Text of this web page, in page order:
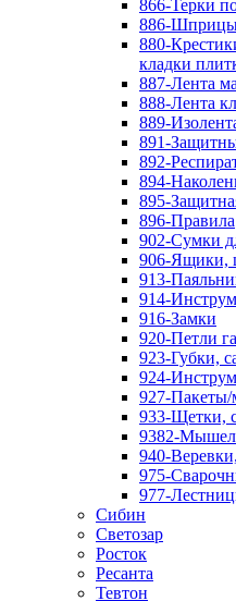
866-Терки
886-Шприцы
880-
кладки
887-Лента
888-Лента
889-
891-
892-
894-
895-
896-Правила
902-Сумки
906-Ящики,
913-
914-
916-Замки
920-Петли
923-Губки,
924-
927-Пакеты/
933-Щетки,
9382-
940-
975-
977-
Сибин
Светозар
Росток
Ресанта
Тевтон